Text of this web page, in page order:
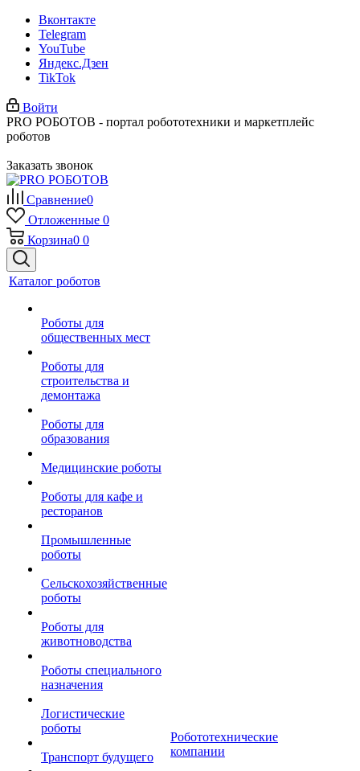
Вконтакте
Telegram
YouTube
Яндекс.Дзен
TikTok
Войти
PRO РОБОТОВ - портал робототехники и маркетплейс
роботов
Заказать звонок
Сравнение0
Отложенные 0
Корзина0 0
Каталог роботов
Роботы для
общественных мест
Роботы для
строительства и
демонтажа
Роботы для
образования
Медицинские роботы
Роботы для кафе и
ресторанов
Промышленные
роботы
Сельскохозяйственные
роботы
Роботы для
животноводства
Роботы специального
назначения
Логистические
роботы
Транспорт будущего
Робототехнические
компании